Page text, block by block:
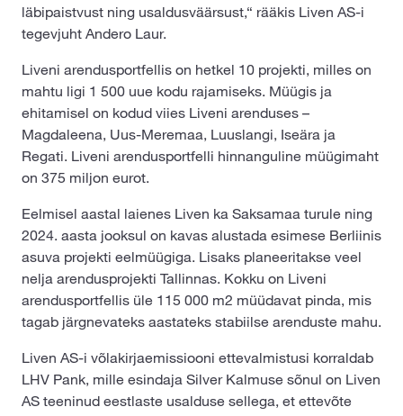
läbipaistvust ning usaldusväärsust,“ rääkis Liven AS-i
tegevjuht Andero Laur.
Liveni arendusportfellis on hetkel 10 projekti, milles on
mahtu ligi 1 500 uue kodu rajamiseks. Müügis ja
ehitamisel on kodud viies Liveni arenduses –
Magdaleena, Uus-Meremaa, Luuslangi, Iseära ja
Regati. Liveni arendusportfelli hinnanguline müügimaht
on 375 miljon eurot.
Eelmisel aastal laienes Liven ka Saksamaa turule ning
2024. aasta jooksul on kavas alustada esimese Berliinis
asuva projekti eelmüügiga. Lisaks planeeritakse veel
nelja arendusprojekti Tallinnas. Kokku on Liveni
arendusportfellis üle 115 000 m2 müüdavat pinda, mis
tagab järgnevateks aastateks stabiilse arenduste mahu.
Liven AS-i võlakirjaemissiooni ettevalmistusi korraldab
LHV Pank, mille esindaja Silver Kalmuse sõnul on Liven
AS teeninud eestlaste usalduse sellega, et ettevõte